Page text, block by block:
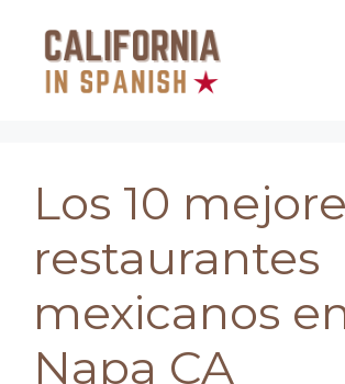
contenido
Los 10
restaurantes
mexicanos
Napa CA